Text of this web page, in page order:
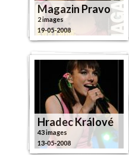
Magazin Pravo
2 images
19-05-2008
Hradec Králové
43 images
13-05-2008